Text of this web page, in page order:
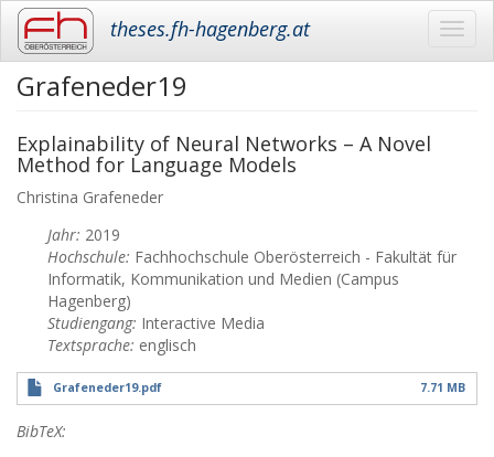
Skip
content
theses.fh-hagenberg.at
Grafeneder19
Explainability of Neural Networks – A Novel
Method for Language Models
Christina Grafeneder
Jahr: 2019
Hochschule: Fachhochschule Oberösterreich - Fakultät für
Informatik, Kommunikation und Medien (Campus
Hagenberg)
Studiengang: Interactive Media
Textsprache: englisch
Grafeneder19.pdf 7.71 MB
BibTeX: